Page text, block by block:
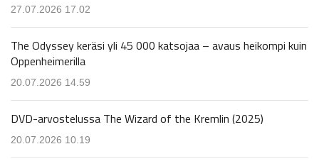
27.07.2026 17.02
The Odyssey keräsi yli 45 000 katsojaa – avaus heikompi kuin
Oppenheimerilla
20.07.2026 14.59
DVD-arvostelussa The Wizard of the Kremlin (2025)
20.07.2026 10.19